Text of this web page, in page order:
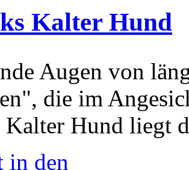
Kalter Hund
Augen von
die im
Kalter Hund liegt